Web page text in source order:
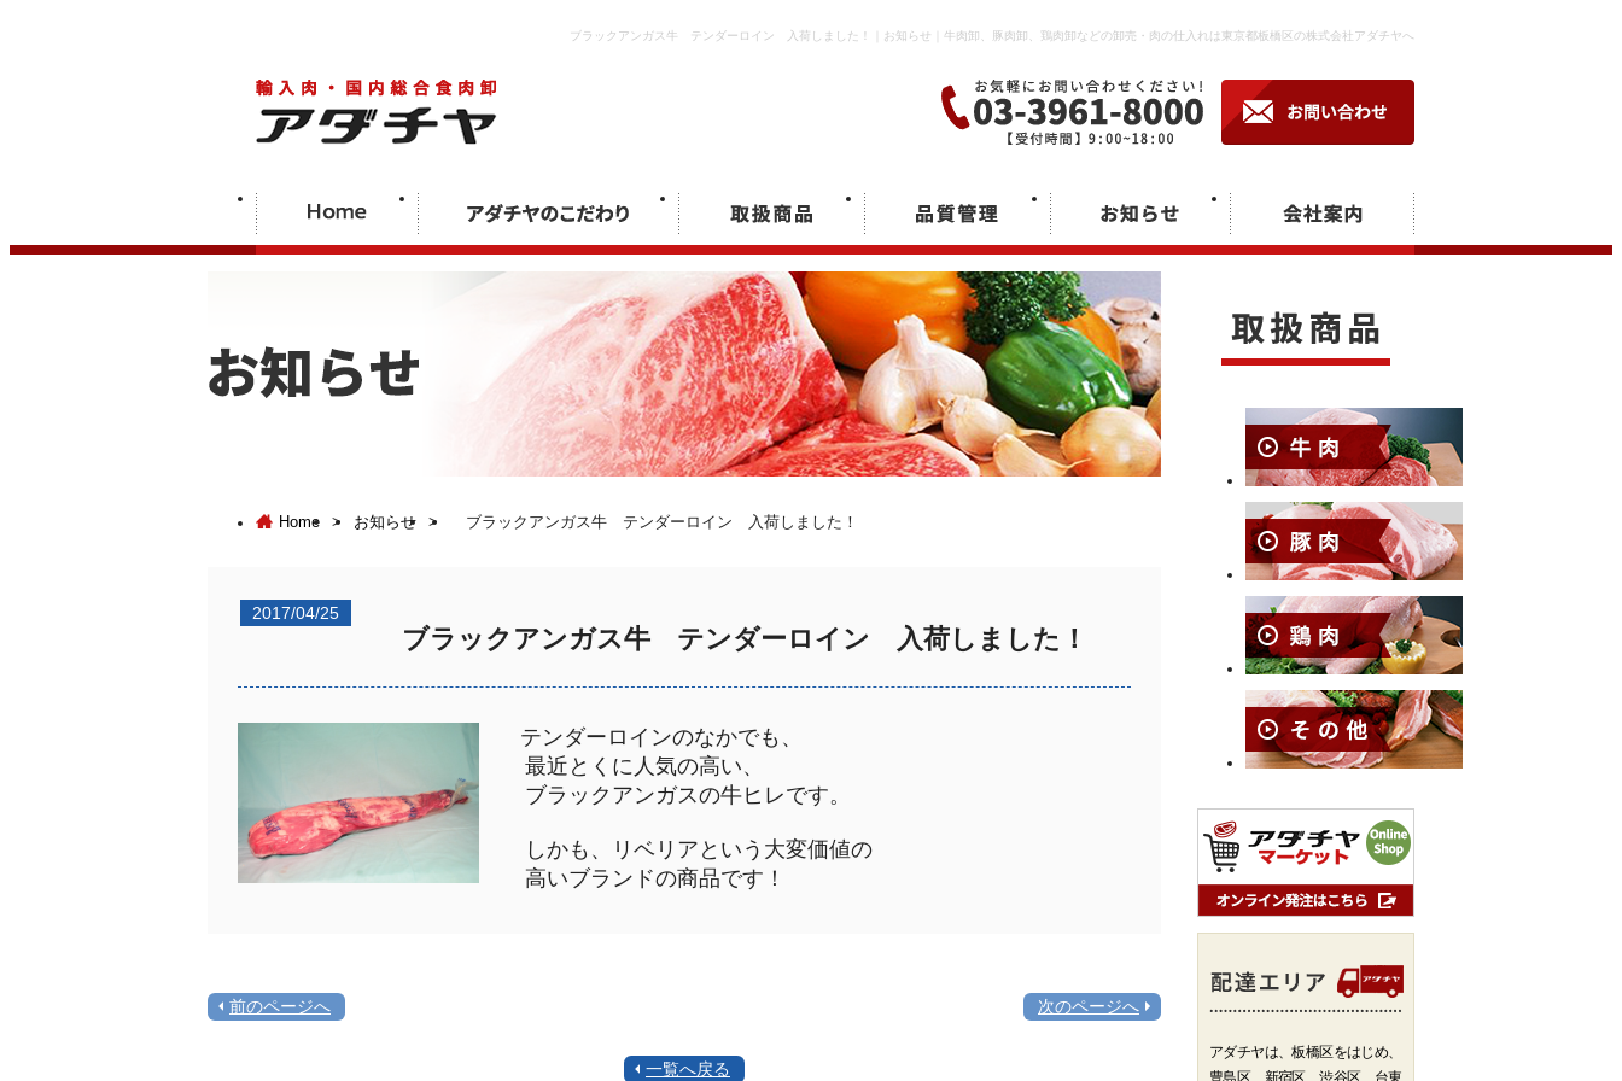
ブラックアンガス牛 テンダーロイン 入荷しました！｜お知らせ｜牛肉卸、豚肉卸、鶏肉卸などの卸売・肉の仕入れは東京都板橋区の株式会社アダチヤへ
Home > お知らせ > ブラックアンガス牛 テンダーロイン 入荷しました！
2017/04/25
ブラックアンガス牛 テンダーロイン 入荷しました！
テンダーロインのなかでも、
最近とくに人気の高い、
ブラックアンガスの牛ヒレです。
しかも、リベリアという大変価値の
高いブランドの商品です！
前のページへ 次のページへ
一覧へ戻る
アダチヤは、板橋区をはじめ、
豊島区、新宿区、渋谷区、台東